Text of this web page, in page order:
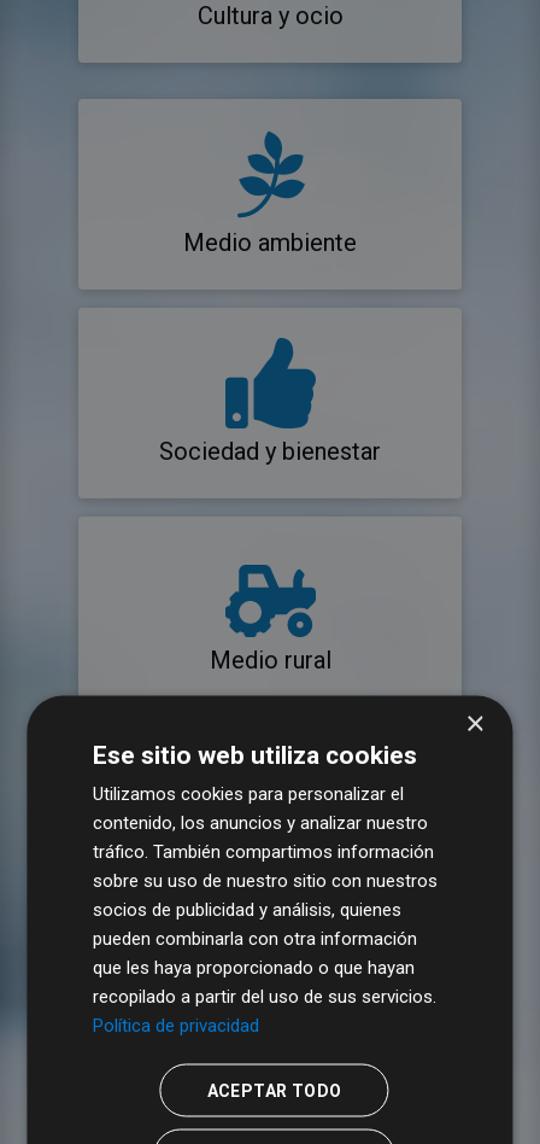
Cultura y ocio
Medio ambiente
Sociedad y bienestar
Medio rural
Empleo
Comercio
×
Ese sitio web utiliza cookies
Utilizamos cookies para personalizar el
contenido, los anuncios y analizar nuestro
tráfico. También compartimos información
sobre su uso de nuestro sitio con nuestros
socios de publicidad y análisis, quienes
pueden combinarla con otra información
que les haya proporcionado o que hayan
recopilado a partir del uso de sus servicios.
Política de privacidad
ACEPTAR TODO